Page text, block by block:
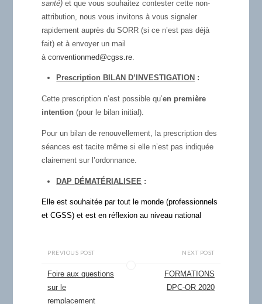
santé)et que vous souhaitez contester cette non-
attribution, nous vous invitons à vous signaler
rapidement auprès du SORR (si ce n’est pas déjà
fait) et à envoyer un mail
à conventionmed@cgss.re.
Prescription BILAN D’INVESTIGATION :
Cette prescription n’est possible qu’en première
intention(pour le bilan initial).
Pour un bilan de renouvellement, la prescription des
séances est tacite même si elle n’est pas indiquée
clairement sur l’ordonnance.
DAP DÉMATÉRIALISEE :
Elle est souhaitée par tout le monde (professionnels
et CGSS) et est en réflexion au niveau national
PREVIOUS POST
Foire aux questions
sur le
remplacement
NEXT POST
FORMATIONS
DPC-OR 2020